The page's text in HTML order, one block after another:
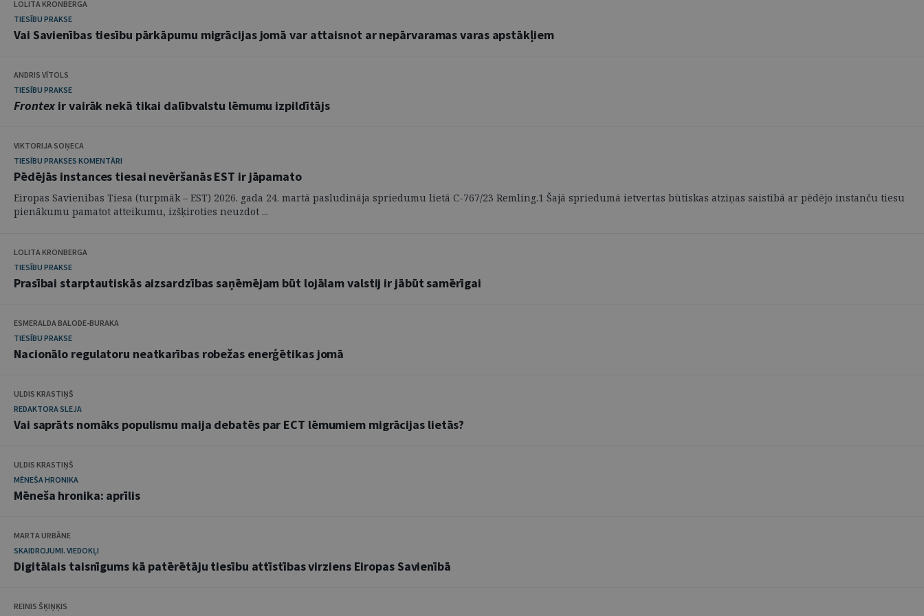
LOLITA KRONBERGA
TIESĪBU PRAKSE
Vai Savienības tiesību pārkāpumu migrācijas jomā var attaisnot ar nepārvaramas varas apstākļiem
ANDRIS VĪTOLS
TIESĪBU PRAKSE
Frontex ir vairāk nekā tikai dalībvalstu lēmumu izpildītājs
VIKTORIJA SOŅECA
TIESĪBU PRAKSES KOMENTĀRI
Pēdējās instances tiesai nevēršanās EST ir jāpamato
Eiropas Savienības Tiesa (turpmāk – EST) 2026. gada 24. martā pasludināja spriedumu lietā C-767/23 Remling.1 Šajā spriedumā ietvertas būtiskas atziņas saistībā ar pēdējo instanču tiesu
pienākumu pamatot atteikumu, izšķiroties neuzdot ...
LOLITA KRONBERGA
TIESĪBU PRAKSE
Prasībai starptautiskās aizsardzības saņēmējam būt lojālam valstij ir jābūt samērīgai
ESMERALDA BALODE-BURAKA
TIESĪBU PRAKSE
Nacionālo regulatoru neatkarības robežas enerģētikas jomā
ULDIS KRASTIŅŠ
REDAKTORA SLEJA
Vai saprāts nomāks populismu maija debatēs par ECT lēmumiem migrācijas lietās?
ULDIS KRASTIŅŠ
MĒNEŠA HRONIKA
Mēneša hronika: aprīlis
MARTA URBĀNE
SKAIDROJUMI. VIEDOKĻI
Digitālais taisnīgums kā patērētāju tiesību attīstības virziens Eiropas Savienībā
REINIS ŠĶIŅĶIS